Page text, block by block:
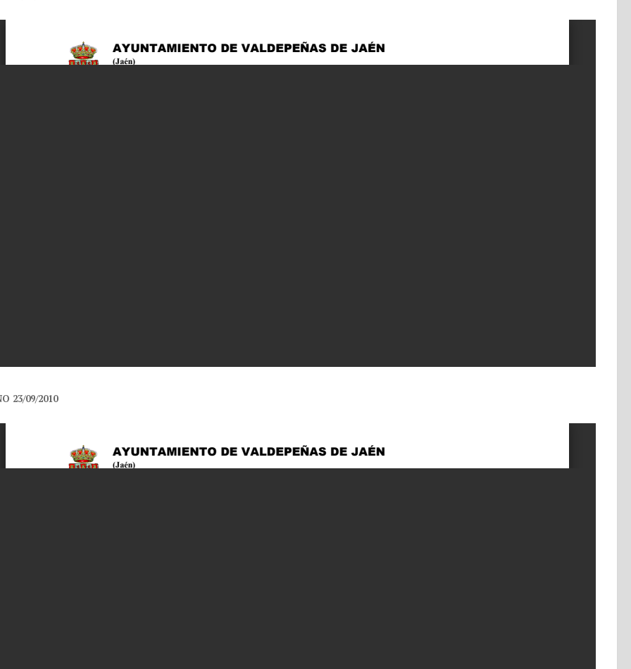
23/09/2010